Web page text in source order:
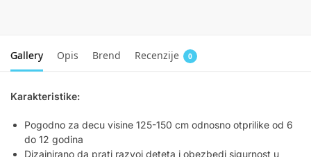
Gallery Opis Brend Recenzije 0
Karakteristike:
Pogodno za decu visine 125-150 cm odnosno otprilike od 6
do 12 godina
Dizajnirano da prati razvoj deteta i obezbedi sigurnost u